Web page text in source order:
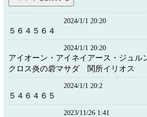
2024/1/1 20:20
５６４５６４
2024/1/1 20:20
アイオーン・アイネイアース・ジュ
クロス炎の砦マサダ 関所イリオス
2024/1/1 20:2
５４６４６５
2023/11/26 1:41